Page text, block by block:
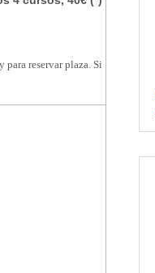
para reservar plaza. Si